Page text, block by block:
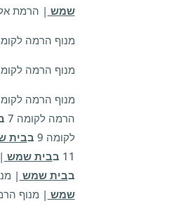
שמש | הרמת
מנוף הרמה
מנוף הרמה
מנוף הרמה
הרמה לקומה 7
לקומה 9
בבית
11 בבית שמש
בבית שמש |
שמש | מנוף